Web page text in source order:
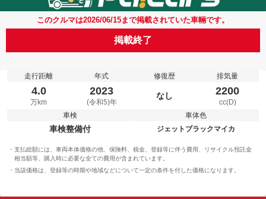
このクルマは2026/06/15まで掲載されていた車輛です。
掲載終了
走行距離
4.0
万km
年式
2023
(令和5)年
修復歴
なし
排気量
2200
cc(D)
車検
車検整備付
車体色
ジェットブラックマイカ
支払総額には、車両本体価格の他、保険料、税金、登録等に伴う費用、リサイクル預託金
相当額等、購入時に必要な全ての費用が含まれています。
当該価格は、登録等の時期や地域などについて一定の条件を付した価格になります。